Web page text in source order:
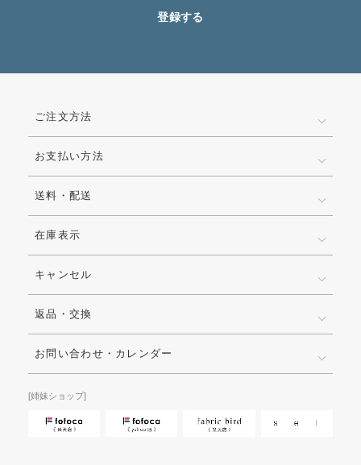
登録する
ご注文方法
お支払い方法
送料・配送
在庫表示
キャンセル
返品・交換
お問い合わせ・カレンダー
[姉妹ショップ]